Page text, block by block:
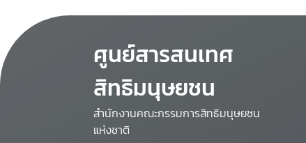
ศูนย์สารสนเทศ
สิทธิมนุษยชน
สำนักงานคณะกรรมการสิทธิมนุษยชน
แห่งชาติ